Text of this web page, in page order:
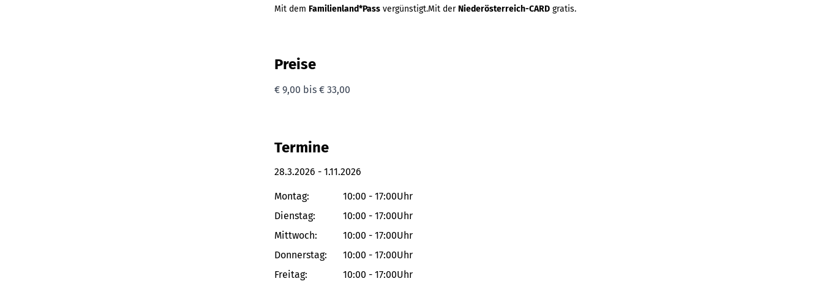
Mit dem Familienland*Pass vergünstigt.Mit derNiederösterreich-CARD gratis.
Preise
€ 9,00 bis € 33,00
Termine
28.3.2026 - 1.11.2026
Montag:
10:00 - 17:00Uhr
Dienstag:
10:00 - 17:00Uhr
Mittwoch:
10:00 - 17:00Uhr
Donnerstag:
10:00 - 17:00Uhr
Freitag:
10:00 - 17:00Uhr